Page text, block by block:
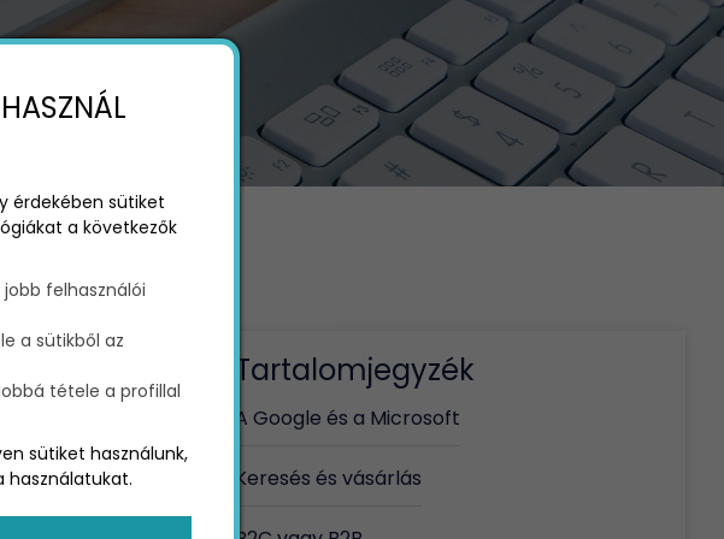
minden
nem is
szert
és
Tartalomjegyzék
A Google és a Microsoft
Keresés és vásárlás
érdekében sütiket
a következők
felhasználói
a sütikből az
tétele a profillal
sütiket használunk,
használatukat.